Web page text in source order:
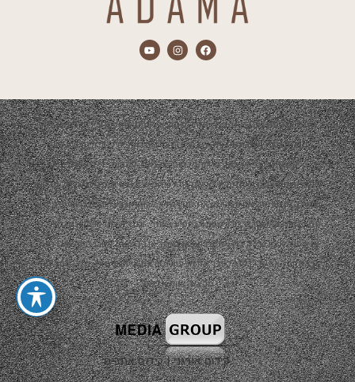
התכנים המוצגים באתר הם אך ורק מתוך אירועים שהופקו ע"י חברת אדמה.
הפקת האירועים תמיד תהיה בשיתוף צדדים נוספים כגון: ריהוט, עיצוב,
קייטרינג, נכסי שטח, סידור פרחים, צלמים, להקות, די ג'יי ועוד…
התכנים המוצגים באתר יהיו באישור קבלני המשנה ובשיתוף פעולה של פרסום
ועבודה משותפת. אם והיה ומצאת תוכן שלא לרוחך ובבעלותך זכויות יוצרים או
קניין רוחני ו/או אין ברצונך שהתוכן יופיע באתר, וגם לא כפרסום חינמי מצידנו,
אנא פנה אלינו בכל דרך שמוצגת כאן באתר או ברשתות החברתיות ואנו נענה
בהקדם האפשרי בכדי לסדר את הבעיה ו/או את אי הנעימות, תודה וסליחה
מראש, צוות אדמה.
קידום אורגני|קידום אתרים